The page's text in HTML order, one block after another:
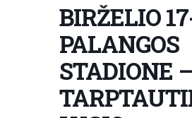
BIRŽELIO
PALANGOS
STADIONE –